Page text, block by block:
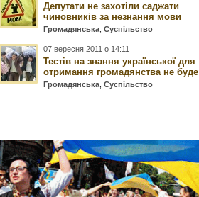
Депутати не захотіли саджати
чиновників за незнання мови
Громадянська ,Суспільство
07 вересня 2011 о 14:11
Тестів на знання української для
отримання громадянства не буде
Громадянська ,Суспільство